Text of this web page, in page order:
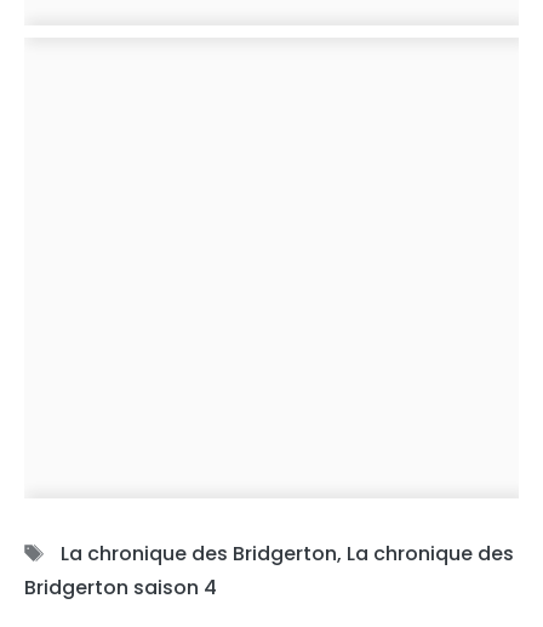
Étiquettes
La chronique des Bridgerton, La chronique des
Bridgerton saison 4